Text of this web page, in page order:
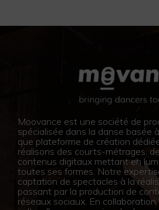
Moovance est une société de
spécialisée dans la danse basée
que plateforme de création
réalisons des courts-métrages,
contenus digitaux mettant en
toutes ses formes. Notre
captation de spectacles à la
passant par la production de
réseaux sociaux. En